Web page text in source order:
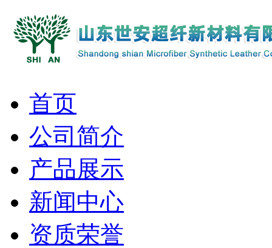
首页
公司简介
产品展示
新闻中心
资质荣誉